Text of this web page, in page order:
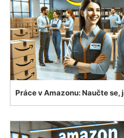
Práce v Amazonu: Naučte se,